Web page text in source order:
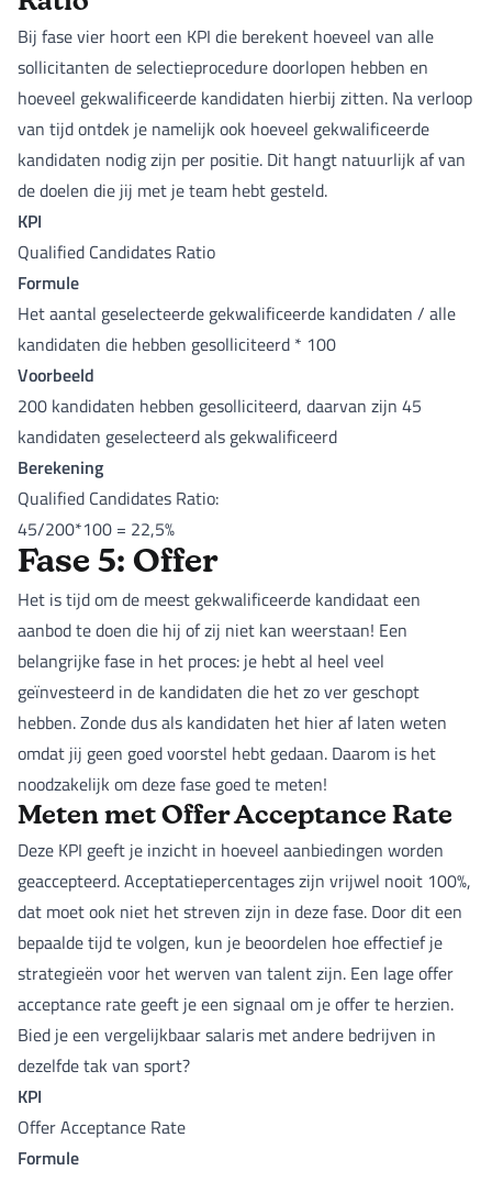
Bij fase vier hoort een KPI die berekent hoeveel van alle
sollicitanten de selectieprocedure doorlopen hebben en
hoeveel gekwalificeerde kandidaten hierbij zitten. Na verloop
van tijd ontdek je namelijk ook hoeveel gekwalificeerde
kandidaten nodig zijn per positie. Dit hangt natuurlijk af van
de doelen die jij met je team hebt gesteld.
KPI
Qualified Candidates Ratio
Formule
Het aantal geselecteerde gekwalificeerde kandidaten / alle
kandidaten die hebben gesolliciteerd * 100
Voorbeeld
200 kandidaten hebben gesolliciteerd, daarvan zijn 45
kandidaten geselecteerd als gekwalificeerd
Berekening
Qualified Candidates Ratio:
45/200*100 = 22,5%
Fase 5: Offer
Het is tijd om de meest gekwalificeerde kandidaat een
aanbod te doen die hij of zij niet kan weerstaan! Een
belangrijke fase in het proces: je hebt al heel veel
geïnvesteerd in de kandidaten die het zo ver geschopt
hebben. Zonde dus als kandidaten het hier af laten weten
omdat jij geen goed voorstel hebt gedaan. Daarom is het
noodzakelijk om deze fase goed te meten!
Meten met Offer Acceptance Rate
Deze KPI geeft je inzicht in hoeveel aanbiedingen worden
geaccepteerd. Acceptatiepercentages zijn vrijwel nooit 100%,
dat moet ook niet het streven zijn in deze fase. Door dit een
bepaalde tijd te volgen, kun je beoordelen hoe effectief je
strategieën voor het werven van talent zijn. Een lage offer
acceptance rate geeft je een signaal om je offer te herzien.
Bied je een vergelijkbaar salaris met andere bedrijven in
dezelfde tak van sport?
KPI
Offer Acceptance Rate
Formule